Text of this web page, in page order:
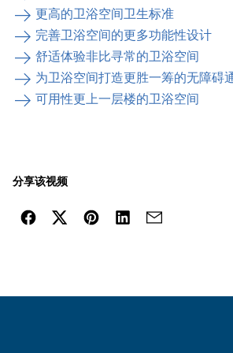
更高的卫浴空间卫生标准
完善卫浴空间的更多功能性设计
舒适体验非比寻常的卫浴空间
为卫浴空间打造更胜一筹的无障碍
可用性更上一层楼的卫浴空间
分享该视频